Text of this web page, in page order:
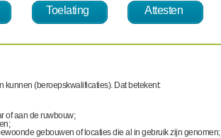
Toelating Attesten
(beroepskwalificaties). Dat betekent:
of aan de ruwbouw;
gebouwen of locaties die al in gebruik zijn genomen;